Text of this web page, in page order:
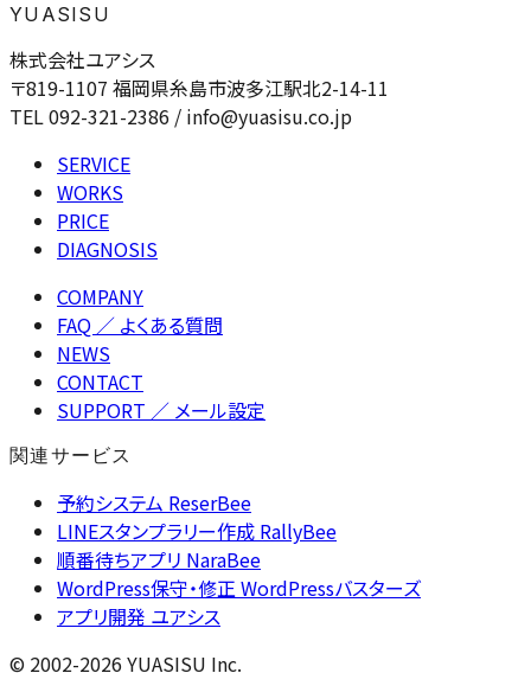
YUASISU
株式会社ユアシス
〒819-1107 福岡県糸島市波多江駅北2-14-11
TEL 092-321-2386 / info@yuasisu.co.jp
SERVICE
WORKS
PRICE
DIAGNOSIS
COMPANY
FAQ ／ よくある質問
NEWS
CONTACT
SUPPORT ／ メール設定
関連サービス
予約システム ReserBee
LINEスタンプラリー作成 RallyBee
順番待ちアプリ NaraBee
WordPress保守・修正 WordPressバスターズ
アプリ開発 ユアシス
© 2002-2026 YUASISU Inc.